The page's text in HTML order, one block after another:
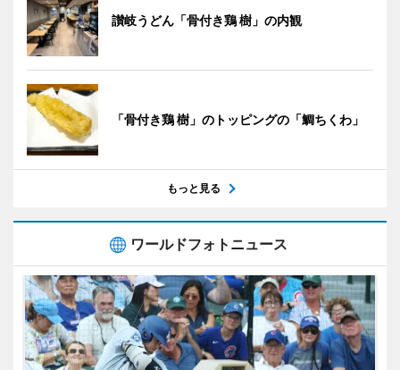
讃岐うどん「骨付き鶏 樹」の内観
「骨付き鶏 樹」のトッピングの「鯛ちくわ」
もっと見る
ワールドフォトニュース